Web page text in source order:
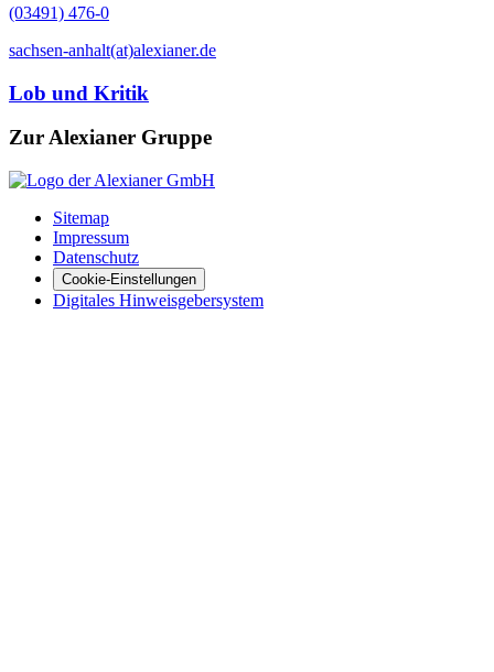
(03491) 476-0
sachsen-anhalt(at)alexianer.de
Lob und Kritik
Zur Alexianer Gruppe
Sitemap
Impressum
Datenschutz
Cookie-Einstellungen
Digitales Hinweisgebersystem